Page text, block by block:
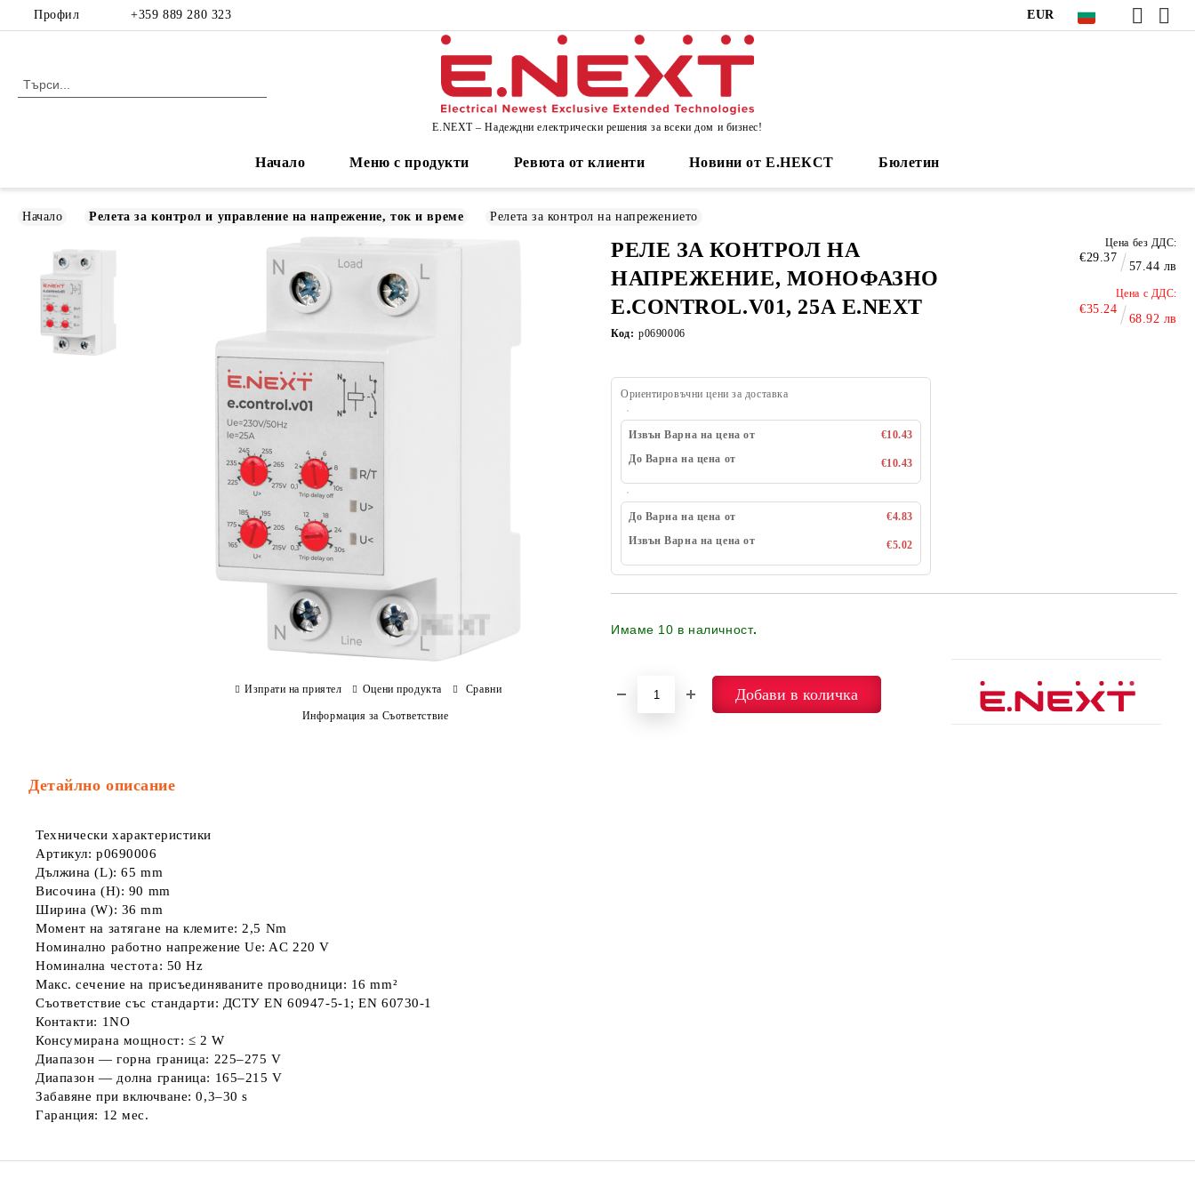
Профил +359 889 280 323 EUR
E.NEXT – Надеждни електрически решения за всеки дом и бизнес!
Начало Меню с продукти Ревюта от клиенти Новини от Е.НЕКСТ Бюлетин
Начало Релета за контрол и управление на напрежение, ток и време Релета за контрол на напрежението
РЕЛЕ ЗА КОНТРОЛ НА
НАПРЕЖЕНИЕ, МОНОФАЗНО
E.CONTROL.V01, 25А E.NEXT
Цена без ДДС:
€29.37
57.44 лв
Цена с ДДС:
€35.24
68.92 лв
Код: p0690006
Ориентировъчни цени за доставка
Извън Варна на цена от
€10.43
До Варна на цена от
€10.43
До Варна на цена от
€4.83
Извън Варна на цена от
€5.02
Имаме 10 в наличност.
Изпрати на приятел Оцени продукта Сравни
Информация за Съответствие
Детайлно описание
Технически характеристики
Артикул: p0690006
Дължина (L): 65 mm
Височина (H): 90 mm
Ширина (W): 36 mm
Момент на затягане на клемите: 2,5 Nm
Номинално работно напрежение Ue: AC 220 V
Номинална честота: 50 Hz
Макс. сечение на присъединяваните проводници: 16 mm²
Съответствие със стандарти: ДСТУ EN 60947-5-1; EN 60730-1
Контакти: 1NO
Консумирана мощност: ≤ 2 W
Диапазон — горна граница: 225–275 V
Диапазон — долна граница: 165–215 V
Забавяне при включване: 0,3–30 s
Гаранция: 12 мес.